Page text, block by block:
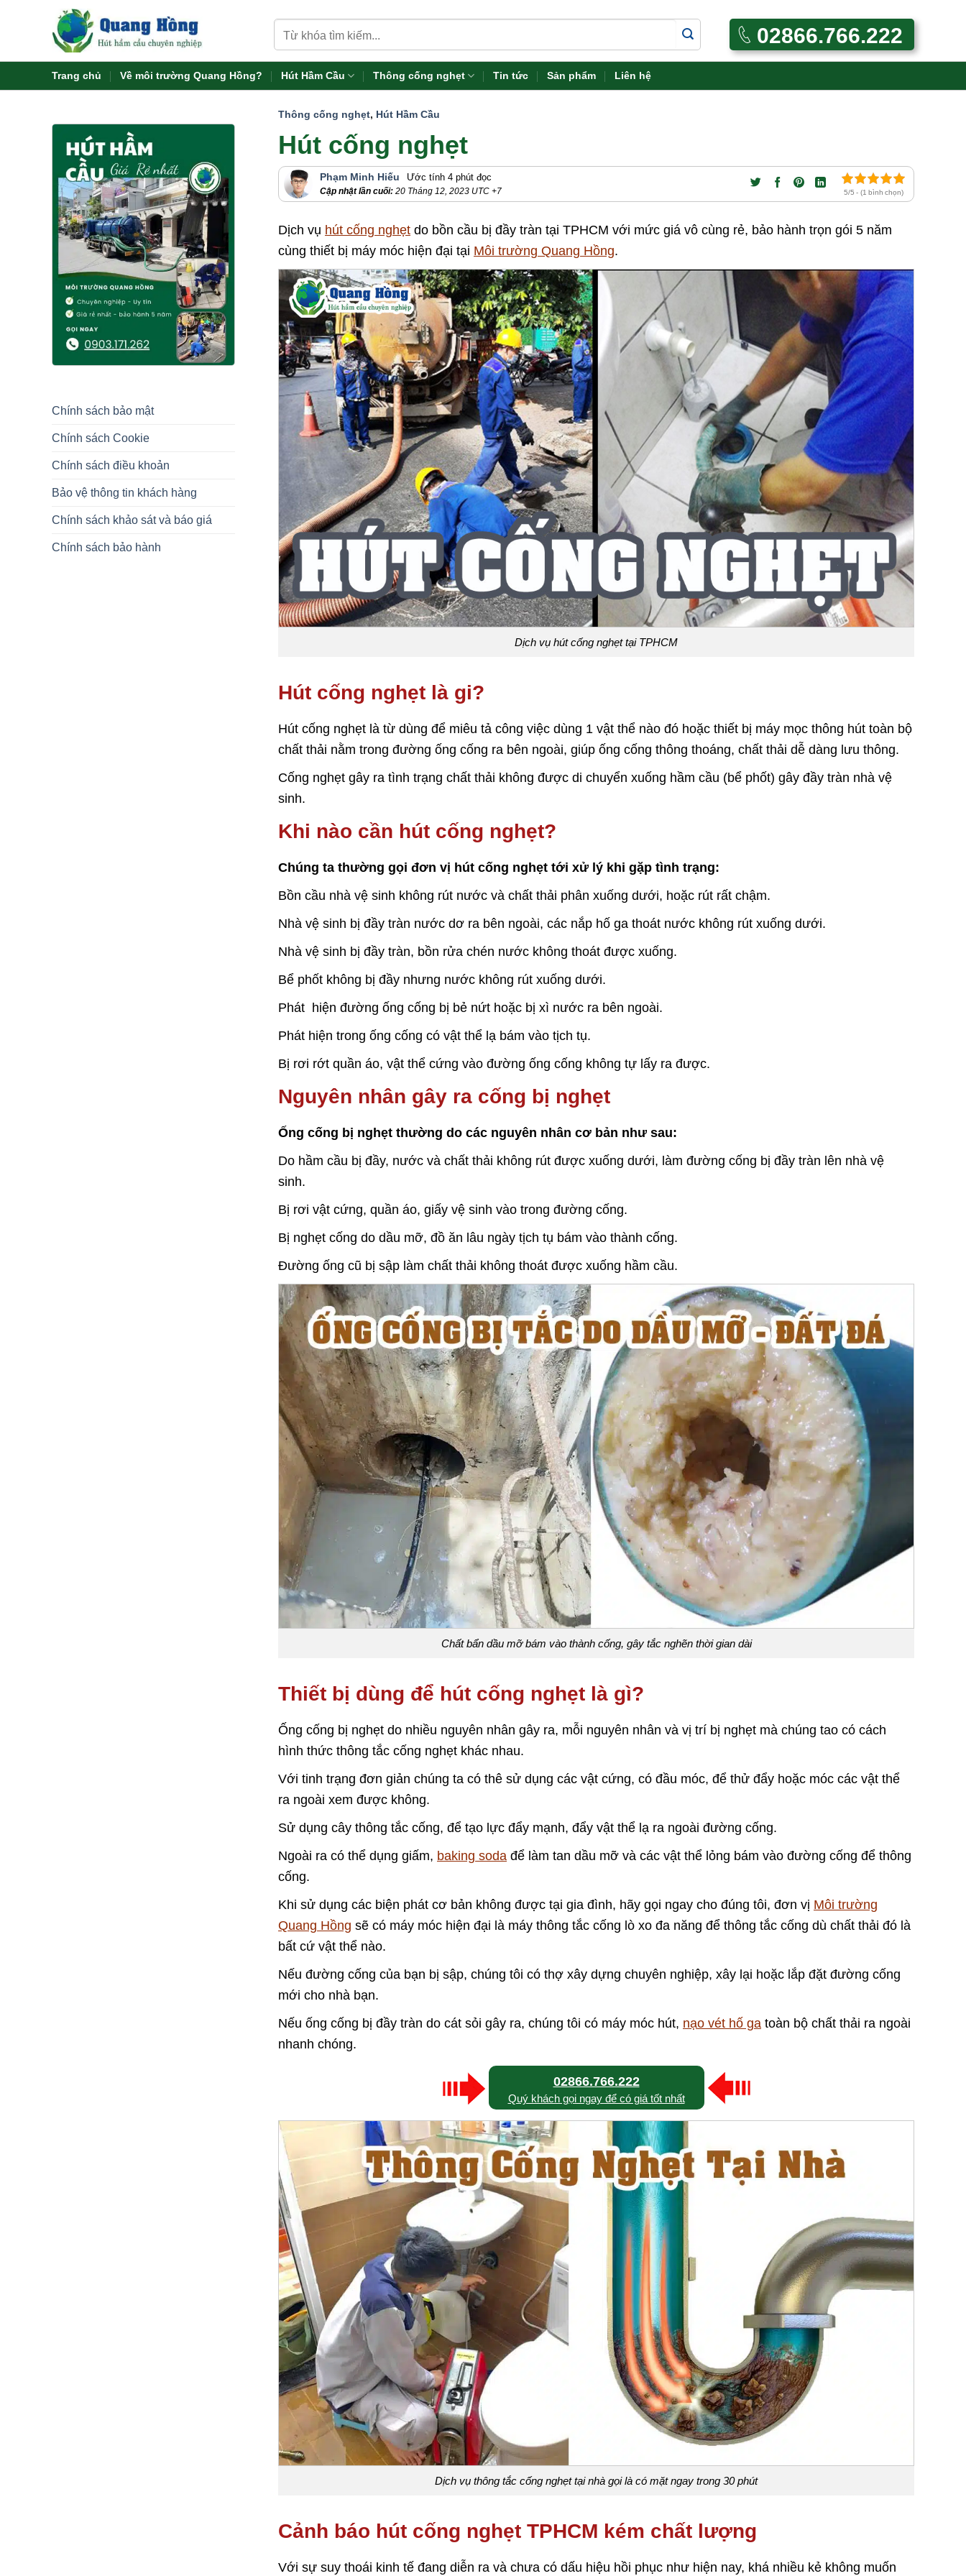
kiếm:
02866.766.222
Trang chủ Về môi trường Quang Hồng? Hút Hầm Cầu Thông cống nghẹt Tin tức Sản phẩm Liên hệ
Thông cống nghẹt, Hút Hầm Cầu
Hút cống nghẹt
Phạm Minh Hiếu
Cập nhật lần cuối: 20 Tháng 12, 2023 UTC +7
Ước tính 4 phút đọc
5/5 - (1 bình chọn)
Dịch vụ hút cống nghẹt do bồn cầu bị đầy tràn tại TPHCM với mức giá vô cùng rẻ, bảo hành trọn gói 5 năm
cùng thiết bị máy móc hiện đại tại Môi trường Quang Hồng.
Dịch vụ hút cống nghẹt tại TPHCM
Hút cống nghẹt là gi?
Hút cống nghẹt là từ dùng để miêu tả công việc dùng 1 vật thể nào đó hoặc thiết bị máy mọc thông hút toàn bộ
chất thải nằm trong đường ống cống ra bên ngoài, giúp ống cống thông thoáng, chất thải dễ dàng lưu thông.
Cống nghẹt gây ra tình trạng chất thải không được di chuyển xuống hầm cầu (bể phốt) gây đầy tràn nhà vệ
sinh.
Khi nào cần hút cống nghẹt?
Chúng ta thường gọi đơn vị hút cống nghẹt tới xử lý khi gặp tình trạng:
Bồn cầu nhà vệ sinh không rút nước và chất thải phân xuống dưới, hoặc rút rất chậm.
Nhà vệ sinh bị đầy tràn nước dơ ra bên ngoài, các nắp hố ga thoát nước không rút xuống dưới.
Nhà vệ sinh bị đầy tràn, bồn rửa chén nước không thoát được xuống.
Bể phốt không bị đầy nhưng nước không rút xuống dưới.
Phát hiện đường ống cống bị bẻ nứt hoặc bị xì nước ra bên ngoài.
Phát hiện trong ống cống có vật thể lạ bám vào tịch tụ.
Bị rơi rớt quần áo, vật thể cứng vào đường ống cống không tự lấy ra được.
Nguyên nhân gây ra cống bị nghẹt
Ống cống bị nghẹt thường do các nguyên nhân cơ bản như sau:
Do hầm cầu bị đầy, nước và chất thải không rút được xuống dưới, làm đường cống bị đầy tràn lên nhà vệ
sinh.
Bị rơi vật cứng, quần áo, giấy vệ sinh vào trong đường cống.
Bị nghẹt cống do dầu mỡ, đồ ăn lâu ngày tịch tụ bám vào thành cống.
Đường ống cũ bị sập làm chất thải không thoát được xuống hầm cầu.
Chất bẩn dầu mỡ bám vào thành cống, gây tắc nghẽn thời gian dài
Thiết bị dùng để hút cống nghẹt là gì?
Ống cống bị nghẹt do nhiều nguyên nhân gây ra, mỗi nguyên nhân và vị trí bị nghẹt mà chúng tao có cách
hình thức thông tắc cống nghẹt khác nhau.
Với tinh trạng đơn giản chúng ta có thê sử dụng các vật cứng, có đầu móc, để thử đẩy hoặc móc các vật thể
ra ngoài xem được không.
Sử dụng cây thông tắc cống, để tạo lực đẩy mạnh, đẩy vật thể lạ ra ngoài đường cống.
Ngoài ra có thể dụng giấm, baking soda để làm tan dầu mỡ và các vật thể lỏng bám vào đường cống để thông
cống.
Khi sử dụng các biện phát cơ bản không được tại gia đình, hãy gọi ngay cho đúng tôi, đơn vị Môi trường
Quang Hồng sẽ có máy móc hiện đại là máy thông tắc cống lò xo đa năng để thông tắc cống dù chất thải đó là
bất cứ vật thể nào.
Nếu đường cống của bạn bị sập, chúng tôi có thợ xây dựng chuyên nghiệp, xây lại hoặc lắp đặt đường cống
mới cho nhà bạn.
Nếu ống cống bị đầy tràn do cát sỏi gây ra, chúng tôi có máy móc hút, nạo vét hố ga toàn bộ chất thải ra ngoài
nhanh chóng.
02866.766.222
Quý khách gọi ngay để có giá tốt nhất
Dịch vụ thông tắc cống nghẹt tại nhà gọi là có mặt ngay trong 30 phút
Cảnh báo hút cống nghẹt TPHCM kém chất lượng
Với sự suy thoái kinh tế đang diễn ra và chưa có dấu hiệu hồi phục như hiện nay, khá nhiều kẻ không muốn
Chính sách bảo mật
Chính sách Cookie
Chính sách điều khoản
Bảo vệ thông tin khách hàng
Chính sách khảo sát và báo giá
Chính sách bảo hành